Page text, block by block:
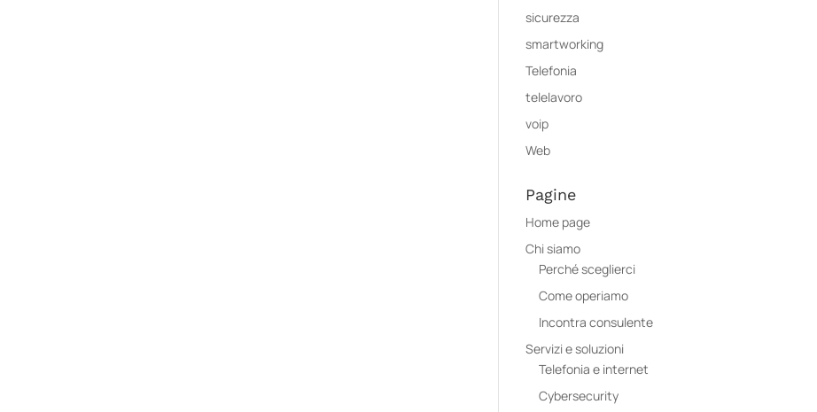
sicurezza
smartworking
Telefonia
telelavoro
voip
Web
Pagine
Home page
Chi siamo
Perché sceglierci
Come operiamo
Incontra consulente
Servizi e soluzioni
Telefonia e internet
Cybersecurity